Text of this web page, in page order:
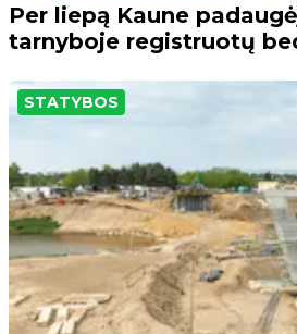
Per liepą Kaune
tarnyboje registruotų
STATYBOS